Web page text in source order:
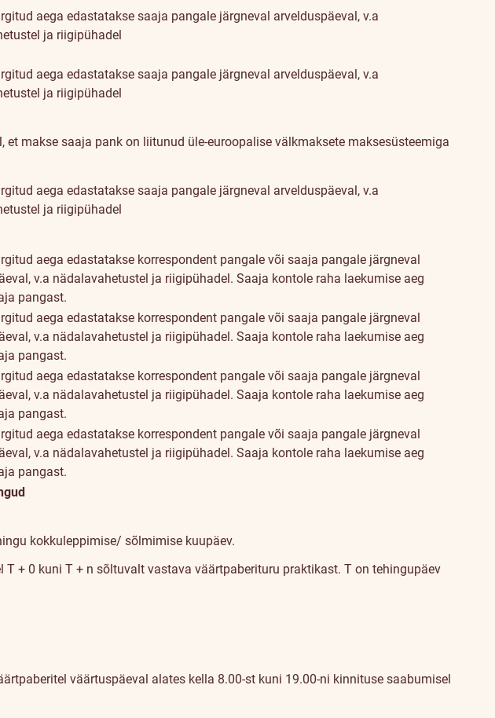
aega edastatakse saaja pangale järgneval arvelduspäeval, v.a
ja riigipühadel
aega edastatakse saaja pangale järgneval arvelduspäeval, v.a
ja riigipühadel
et makse saaja pank on liitunud üle-euroopalise välkmaksete maksesüsteemiga
aega edastatakse saaja pangale järgneval arvelduspäeval, v.a
ja riigipühadel
aega edastatakse korrespondent pangale või saaja pangale järgneval
v.a nädalavahetustel ja riigipühadel. Saaja kontole raha laekumise aeg
pangast.
aega edastatakse korrespondent pangale või saaja pangale järgneval
v.a nädalavahetustel ja riigipühadel. Saaja kontole raha laekumise aeg
pangast.
aega edastatakse korrespondent pangale või saaja pangale järgneval
v.a nädalavahetustel ja riigipühadel. Saaja kontole raha laekumise aeg
pangast.
aega edastatakse korrespondent pangale või saaja pangale järgneval
v.a nädalavahetustel ja riigipühadel. Saaja kontole raha laekumise aeg
pangast.
kokkuleppimise/ sõlmimise kuupäev.
+ 0 kuni T + n sõltuvalt vastava väärtpaberituru praktikast. T on tehingupäev
väärtuspäeval alates kella 8.00-st kuni 19.00-ni kinnituse saabumisel